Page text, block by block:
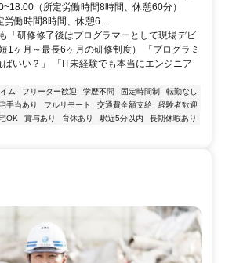
（所定労働時間8時間、休憩60分）
働時間8時間、休憩6...
「研修修了後はプログラマーとして現場デビ
1ヶ月～最長6ヶ月の研修制度） 「プログラミ
いい？」 「IT未経験でも本当にエンジニア
ム フリーター歓迎 学歴不問 固定時間制
転勤なし
手当あり フルリモート 交通費全額支給
経験者歓迎
OK 賞与あり 育休あり 駅近5分以内
長期休暇あり